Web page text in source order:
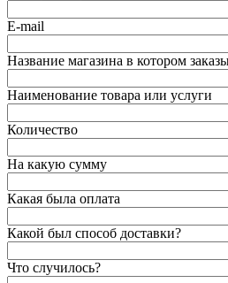
E-mail
Название магазина в котором
Наименование товара или услуги
Количество
На какую сумму
Какая была оплата
Какой был способ доставки?
Что случилось?